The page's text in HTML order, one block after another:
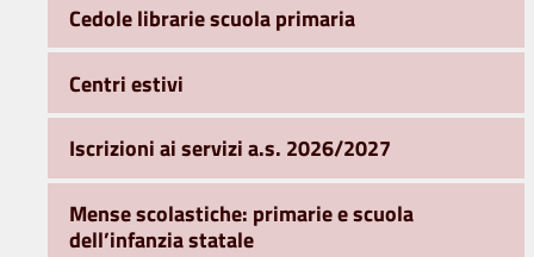
Cedole librarie scuola primaria
Centri estivi
Iscrizioni ai servizi a.s. 2026/2027
Mense scolastiche: primarie e scuola
dell’infanzia statale